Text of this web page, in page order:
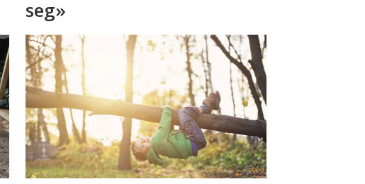
seg»